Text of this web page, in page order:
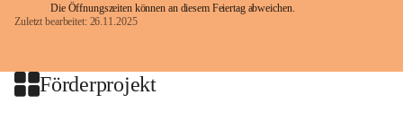
Die Öffnungszeiten können an diesem Feiertag abweichen.
Zuletzt bearbeitet: 26.11.2025
Förderprojekt